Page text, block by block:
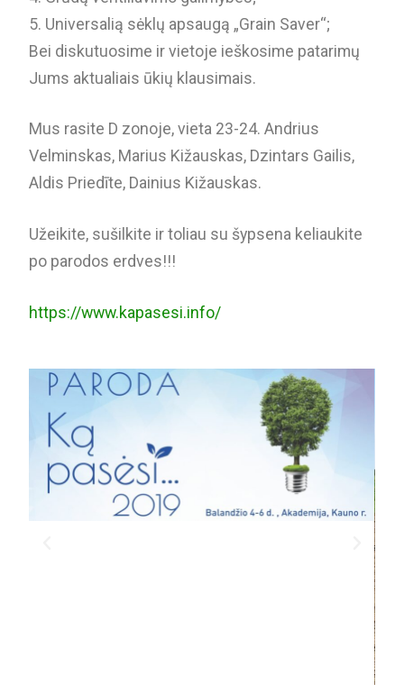
5. Universalią sėklų apsaugą „Grain Saver“;
Bei diskutuosime ir vietoje ieškosime patarimų
Jums aktualiais ūkių klausimais.
Mus rasite D zonoje, vieta 23-24. Andrius
Velminskas, Marius Kižauskas, Dzintars Gailis,
Aldis Priedīte, Dainius Kižauskas.
Užeikite, sušilkite ir toliau su šypsena keliaukite
po parodos erdves!!!
https://www.kapasesi.info/